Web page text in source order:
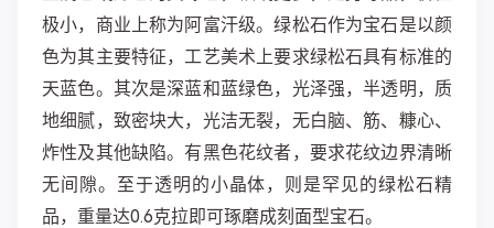
极小，商业上称为阿富汗级。绿松石作为宝石是以颜
色为其主要特征，工艺美术上要求绿松石具有标准的
天蓝色。其次是深蓝和蓝绿色，光泽强，半透明，质
地细腻，致密块大，光洁无裂，无白脑、筋、糠心、
炸性及其他缺陷。有黑色花纹者，要求花纹边界清晰
无间隙。至于透明的小晶体，则是罕见的绿松石精
品，重量达0.6克拉即可琢磨成刻面型宝石。